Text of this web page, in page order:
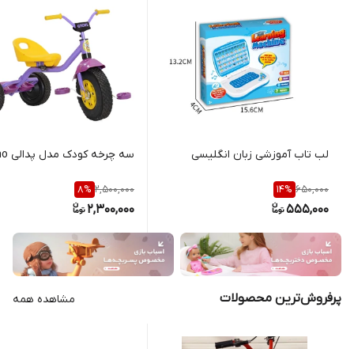
لب تاب آموزشی زبان انگلیسی
650,000
14%
555,000
سه چرخه کودک مدل پدالی Gimo
2,500,000
8%
2,300,000
پرفروش‌ترین محصولات مشاهده همه